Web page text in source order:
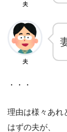
夫
夫
・・・
理由は様々あれ
はずの夫が、